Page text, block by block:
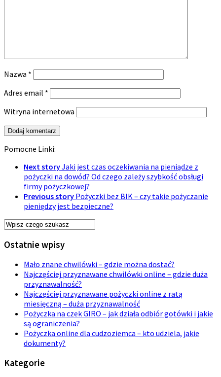
Nazwa *
Adres email *
Witryna internetowa
Pomocne Linki:
Next storyJaki jest czas oczekiwania na pieniądze z
pożyczki na dowód? Od czego zależy szybkość obsługi
firmy pożyczkowej?
Previous story Pożyczki bez BIK – czy takie pożyczanie
pieniędzy jest bezpieczne?
Ostatnie wpisy
Mało znane chwilówki – gdzie można dostać?
Najczęściej przyznawane chwilówki online – gdzie duża
przyznawalność?
Najczęściej przyznawane pożyczki online z ratą
miesięczną – duża przyznawalność
Pożyczka na czek GIRO – jak działa odbiór gotówki i jakie
są ograniczenia?
Pożyczka online dla cudzoziemca – kto udziela, jakie
dokumenty?
Kategorie